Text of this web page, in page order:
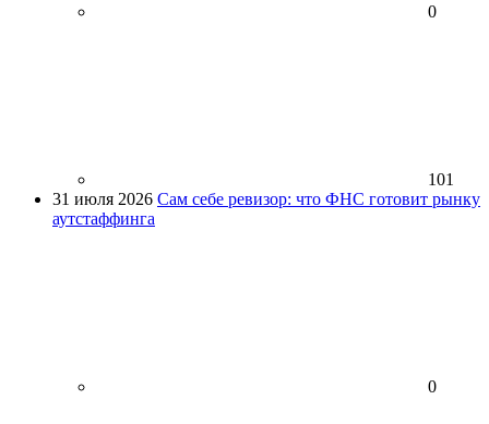
0
101
31 июля 2026 Сам себе ревизор: что ФНС готовит рынку
аутстаффинга
0